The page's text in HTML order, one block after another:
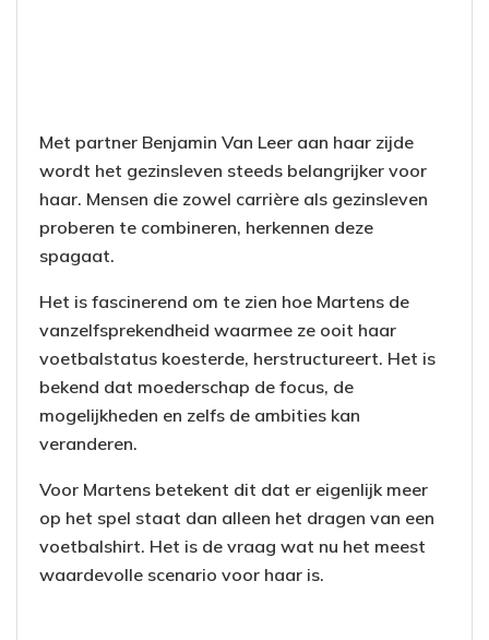
Met partner Benjamin Van Leer aan haar zijde
wordt het gezinsleven steeds belangrijker voor
haar. Mensen die zowel carrière als gezinsleven
proberen te combineren, herkennen deze
spagaat.
Het is fascinerend om te zien hoe Martens de
vanzelfsprekendheid waarmee ze ooit haar
voetbalstatus koesterde, herstructureert. Het is
bekend dat moederschap de focus, de
mogelijkheden en zelfs de ambities kan
veranderen.
Voor Martens betekent dit dat er eigenlijk meer
op het spel staat dan alleen het dragen van een
voetbalshirt. Het is de vraag wat nu het meest
waardevolle scenario voor haar is.